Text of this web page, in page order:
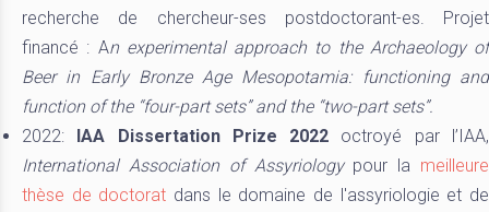
recherche de chercheur-ses postdoctorant-es. Projet
financé : An experimental approach to the Archaeology of
Beer in Early Bronze Age Mesopotamia: functioning and
function of the “four-part sets” and the “two-part sets”.
2022: IAA Dissertation Prize 2022 octroyé par l’IAA,
International Association of Assyriologypour la meilleure
thèse de doctorat dans le domaine de l'assyriologie et de